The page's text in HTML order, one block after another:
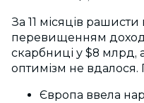
За 11 місяців
перевищенням
скарбниці у $8 млрд,
оптимізм не
Європа ввела